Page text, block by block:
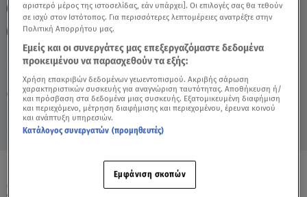
Πέμπτη 6 Αυγούστου 2026
13.05.26, 11:57 ΖΩΔΙΑ
ΑΣΤΡΟΛΟΓΙΚΕΣ ΠΡΟΒΛΕΨΕΙΣ
BREAKFAST@STAR
ΗΜΕΡΗΣΙΕΣ ΠΡΟΒΛΕΨΕΙΣ
ΟΛΑ ΤΑ ΒΙΝΤΕΟ
αριστερό μέρος της ιστοσελίδας, εάν υπάρχει]. Οι επιλογές σας θα τεθούν
σε ισχύ στον Ιστότοπος. Για περισσότερες λεπτομέρειες ανατρέξτε στην
Πολιτική Απορρήτου μας.
Εμείς και οι συνεργάτες μας επεξεργαζόμαστε δεδομένα
προκειμένου να παρασχεθούν τα εξής:
Χρήση επακριβών δεδομένων γεωεντοπισμού. Ακριβής σάρωση
χαρακτηριστικών συσκευής για αναγνώριση ταυτότητας. Αποθήκευση ή/
και πρόσβαση στα δεδομένα μιας συσκευής. Εξατομικευμένη διαφήμιση
και περιεχόμενο, μέτρηση διαφήμισης και περιεχομένου, έρευνα κοινού
και ανάπτυξη υπηρεσιών.
Κατάλογος συνεργατών (προμηθευτές)
Εμφάνιση σκοπών